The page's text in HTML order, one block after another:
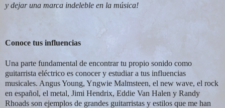
y dejar una marca indeleble en la música!
Conoce tus influencias
Una parte fundamental de encontrar tu propio sonido como
guitarrista eléctrico es conocer y estudiar a tus influencias
musicales. Angus Young, Yngwie Malmsteen, el new wave, el rock
en español, el metal, Jimi Hendrix, Eddie Van Halen y Randy
Rhoads son ejemplos de grandes guitarristas y estilos que me han